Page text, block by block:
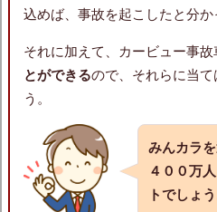
込めば、事故を起こしたと分
それに加えて、カービュー事
とができるので、それらに当
う。
みんカラ
４００万
トでしょう